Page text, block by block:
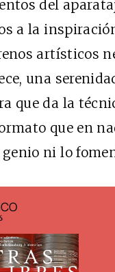
del
a la
artísticos
una
que da la
que en
ni lo